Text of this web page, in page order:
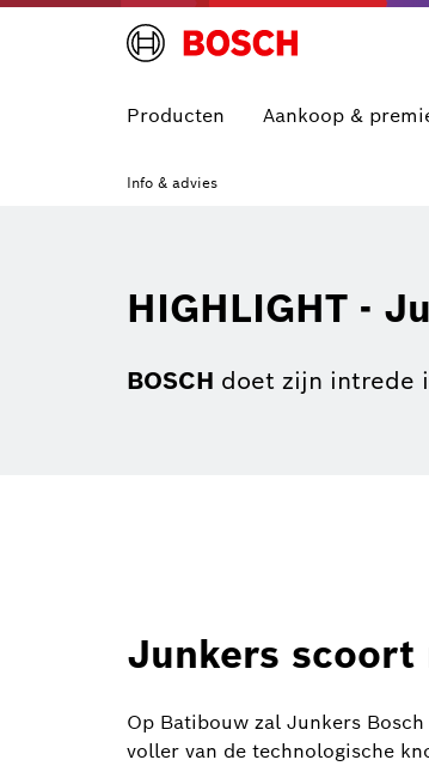
Producten Aankoop &
Info & advies
HIGHLIGHT -
BOSCH doet zijn intrede
Junkers scoort
Op Batibouw zal Junkers
voller van de technologische